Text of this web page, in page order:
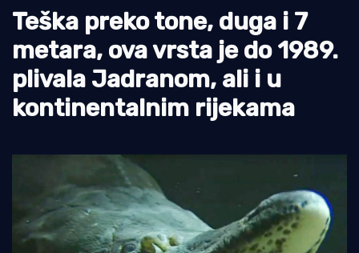
Pomorstvo
Ribolov
Ekologija
Tradicija i kultura
Teška preko tone, duga i 7
metara, ova vrsta je do 1989.
plivala Jadranom, ali i u
kontinentalnim rijekama